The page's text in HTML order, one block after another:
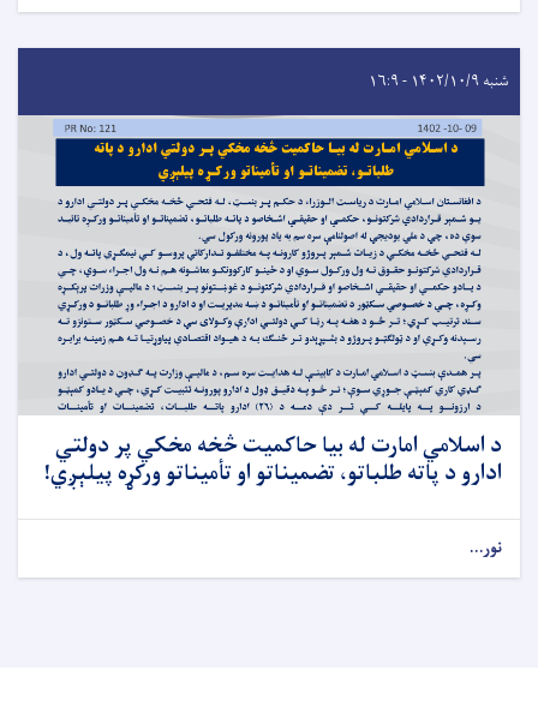
شنبه ۱۴۰۲/۱۰/۹ - ۱۶:۹
د اسلامي امارت له بیا حاکمیت څخه مخکي پر دولتي
ادارو د پاته طلباتو، تضمیناتو او تأمیناتو ورکړه پیلېږي!
نور...